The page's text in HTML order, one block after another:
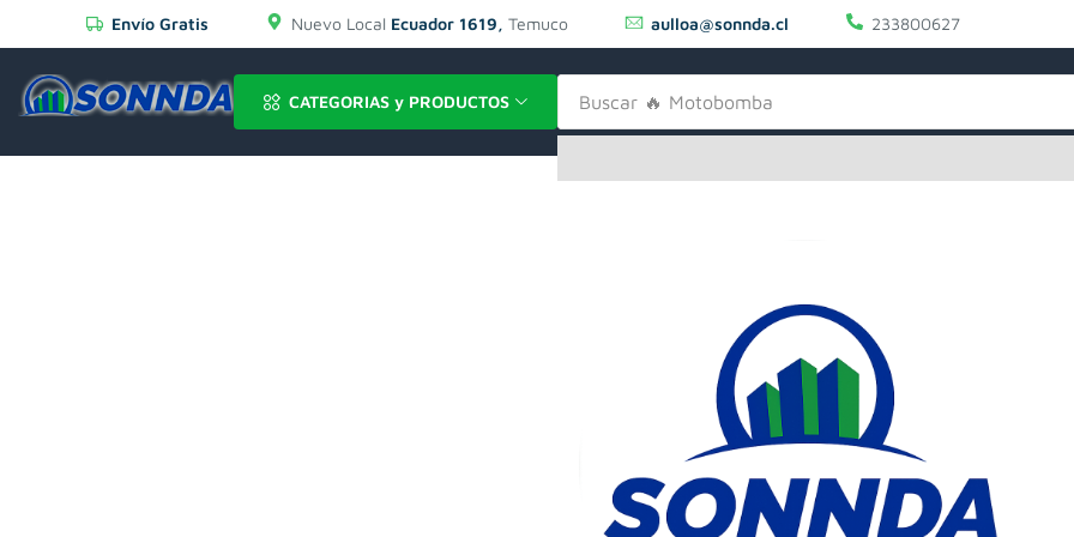
Envío Gratis Nuevo Local Ecuador 1619, Temuco aulloa@sonnda.cl 233800627
CATEGORIAS y PRODUCTOS Buscar 🔥 Motobomba